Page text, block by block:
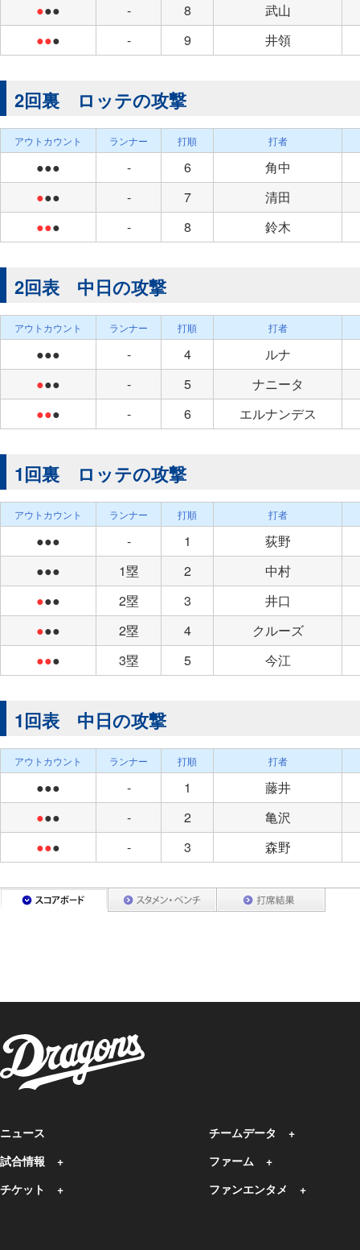
●●● - 8
武山
●●● - 9 井領
2回裏 ロッテの攻撃
アウトカウント ランナー 打順 打者
●●● - 6
角中
●●● - 7
清田
●●● - 8 鈴木
2回表 中日の攻撃
アウトカウント ランナー 打順 打者
●●● - 4
ルナ
●●● - 5
ナニータ
●●● - 6 エルナンデス
1回裏 ロッテの攻撃
アウトカウント ランナー 打順 打者
●●● - 1
荻野
●●●
1塁 2
中村
●●● 2塁 3
井口
●●● 2塁 4
クルーズ
●●● 3塁 5 今江
1回表 中日の攻撃
アウトカウント ランナー 打順 打者
●●● - 1
藤井
●●● - 2
亀沢
●●● - 3 森野
ニュース
試合情報
チケット
チームデータ
ファーム
ファンエンタメ